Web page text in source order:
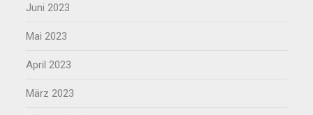
Juni 2023
Mai 2023
April 2023
März 2023